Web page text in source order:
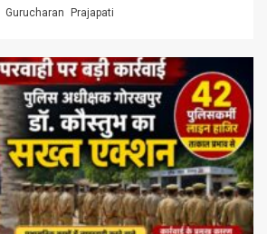
Gurucharan Prajapati